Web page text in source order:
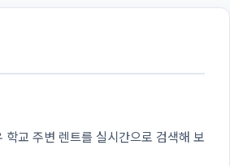
학교 주변 렌트를 실시간으로 검색해 보